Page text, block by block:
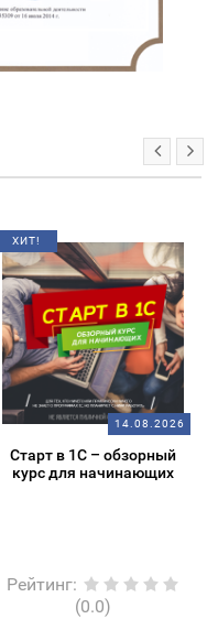
ХИТ!
14.08.2026
Старт в 1С – обзорный
курс для начинающих
Рейтинг:
(0.0)